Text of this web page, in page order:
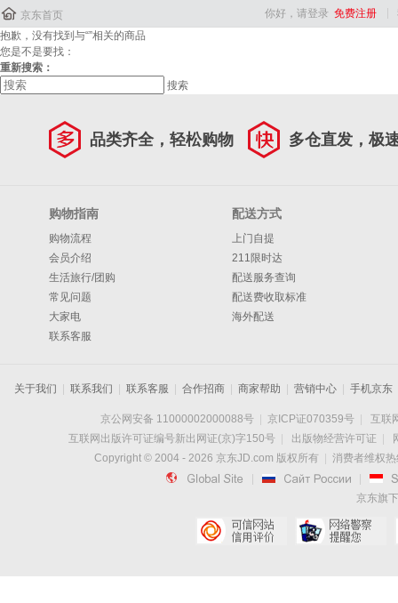
 京东首页 你好，请登录 免费注册
抱歉，没有找到与“”相关的商品
您是不是要找：
重新搜索：
搜索
品类齐全，轻松购物 多仓直发，极
购物指南
购物流程
会员介绍
生活旅行/团购
常见问题
大家电
联系客服
配送方式
上门自提
211限时达
配送服务查询
配送费收取标准
海外配送
关于我们 联系我们 联系客服 合作招商 商家帮助 营销中心 手机京东
京公网安备 11000002000088号 京ICP证070359号
互联
互联网出版许可证编号新出网证(京)字150号
出版物经营许可证
Copyright © 2004 - 2026 京东JD.com 版权所有 消费者维权
 
京东旗